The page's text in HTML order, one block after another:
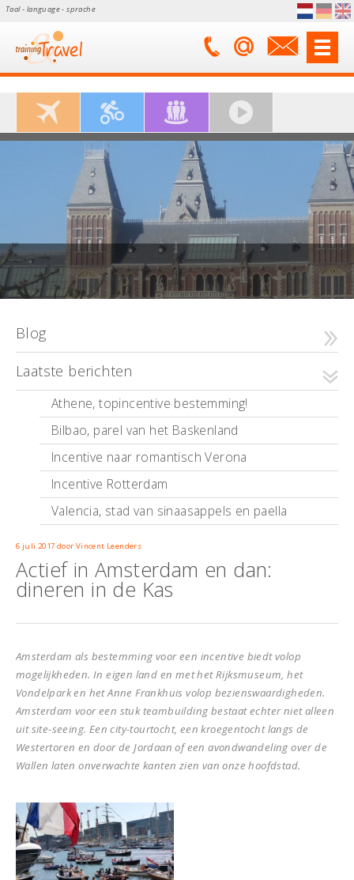
Taal - language - sprache
Blog
Laatste berichten
Athene, topincentive bestemming!
Bilbao, parel van het Baskenland
Incentive naar romantisch Verona
Incentive Rotterdam
Valencia, stad van sinaasappels en paella
6 juli 2017 door Vincent Leenders
Actief in Amsterdam en dan:
dineren in de Kas
Amsterdam als bestemming voor een incentive biedt volop
mogelijkheden. In eigen land en met het Rijksmuseum, het
Vondelpark en het Anne Frankhuis volop bezienswaardigheden.
Amsterdam voor een stuk teambuilding bestaat echter niet alleen
uit site-seeing. Een city-tourtocht, een kroegentocht langs de
Westertoren en door de Jordaan of een avondwandeling over de
Wallen laten onverwachte kanten zien van onze hoofdstad.